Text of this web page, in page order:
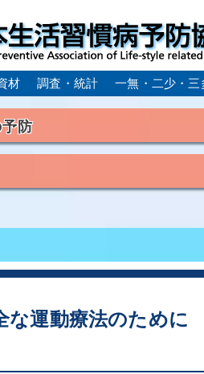
材 調査・統計 一無・二少・三
防
高脂血症）
ンドローム
動脈硬化
心
ム／サルコペニア／フレイル
な運動療法のため